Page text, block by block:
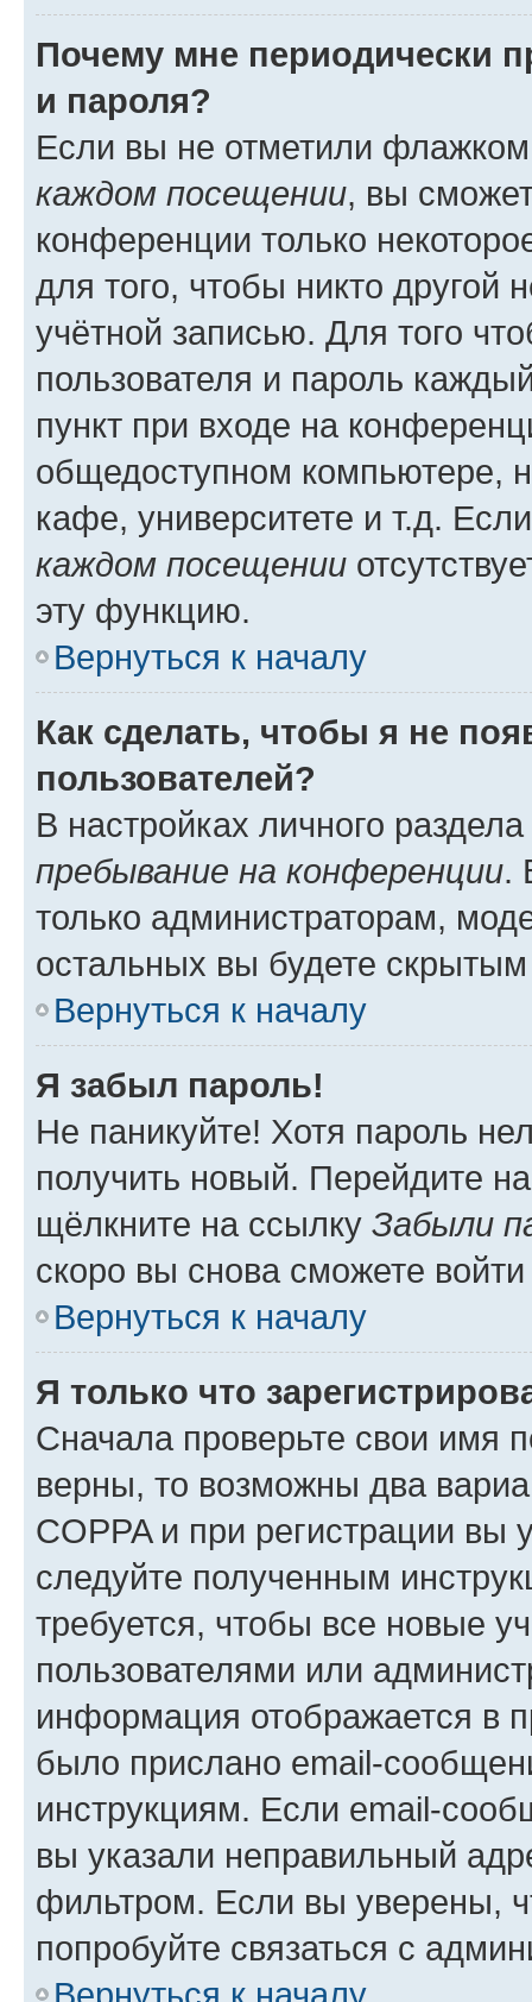
Почему мне периодически
и пароля?
Если вы не отметили
каждом посещении, вы
конференции только
для того, чтобы никто другой
учётной записью. Для того
пользователя и пароль
пункт при входе на
общедоступном компьютере,
кафе, университете и т.д.
каждом посещении
эту функцию.
Вернуться к началу
Как сделать, чтобы я не
пользователей?
В настройках личного
пребывание на конференции.
только администраторам,
остальных вы будете
Вернуться к началу
Я забыл пароль!
Не паникуйте! Хотя пароль
получить новый. Перейдите
щёлкните на ссылку Забыли
скоро вы снова сможете
Вернуться к началу
Я только что
Сначала проверьте свои имя
верны, то возможны два
COPPA и при регистрации вы
следуйте полученным
требуется, чтобы все новые
пользователями или
информация отображается в
было прислано email-
инструкциям. Если email-
вы указали неправильный
фильтром. Если вы уверены,
попробуйте связаться с
Вернуться к началу